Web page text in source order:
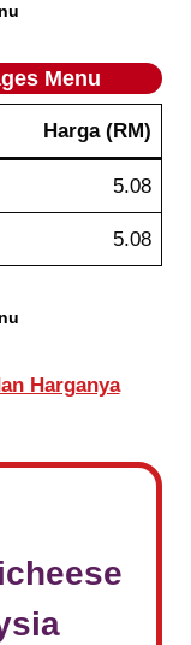
Menu
Harga(RM)
5.08
5.08
Harganya